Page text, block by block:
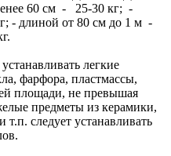
60 см - 25-30 кг; -
- длиной от 80 см до 1 м -
легкие
фарфора, пластмассы,
площади, не превышая
предметы из керамики,
т.п. следует устанавливать